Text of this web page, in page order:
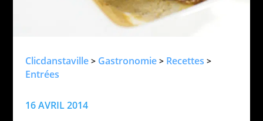
Clicdanstaville> Gastronomie> Recettes >
Entrées
16 AVRIL 2014